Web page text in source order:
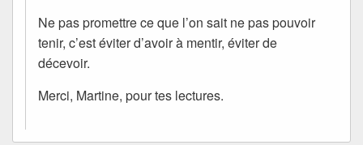
Ne pas promettre ce que l’on sait ne pas pouvoir
tenir, c’est éviter d’avoir à mentir, éviter de
décevoir.
Merci, Martine, pour tes lectures.